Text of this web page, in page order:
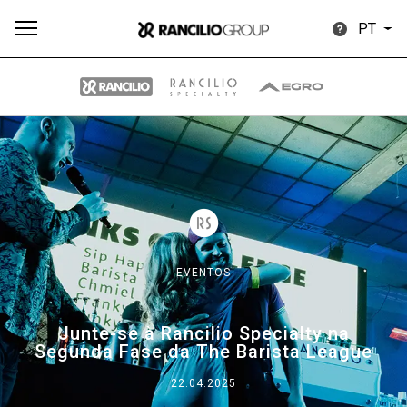
PT
EVENTOS
Junte-se à Rancilio Specialty na
Segunda Fase da The Barista League
22.04.2025
Todos Notícias Descarregar Mais
Our brands
Group